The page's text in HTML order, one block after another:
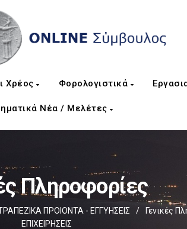
Χρέος Φορολογιστικά
Νέα / Μελέτες
Πληροφορίες
ΠΡΟΙΟΝΤΑ - ΕΓΓΥΗΣΕΙΣ / Γενικές
ΕΠΙΧΕΙΡΗΣΕΙΣ